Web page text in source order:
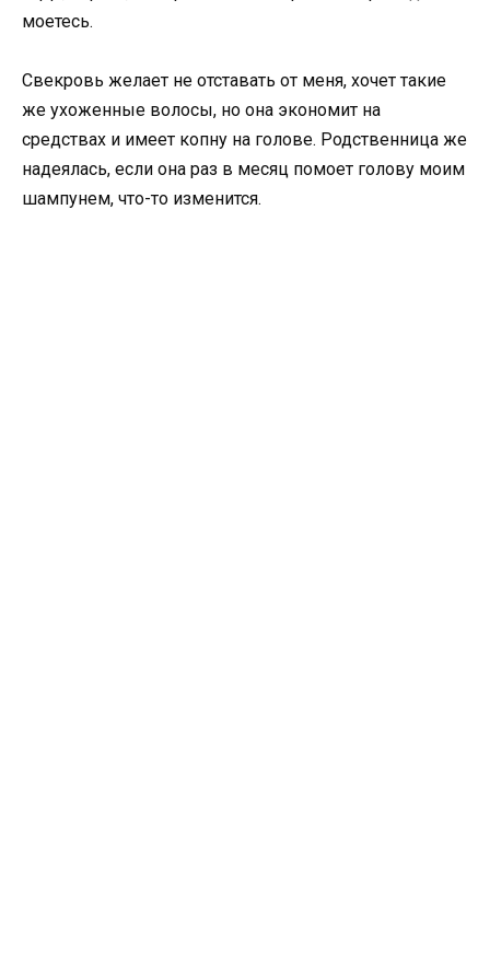
моетесь.
Свекровь желает не отставать от меня, хочет такие
же ухоженные волосы, но она экономит на
средствах и имеет копну на голове. Родственница же
надеялась, если она раз в месяц помоет голову моим
шампунем, что-то изменится.